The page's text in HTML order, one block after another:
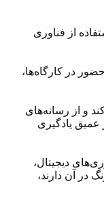
از فناوری
در کارگاه‌ها،
و از رسانه‌های
عمیق یادگیری
دیجیتال،
در آن دارند،